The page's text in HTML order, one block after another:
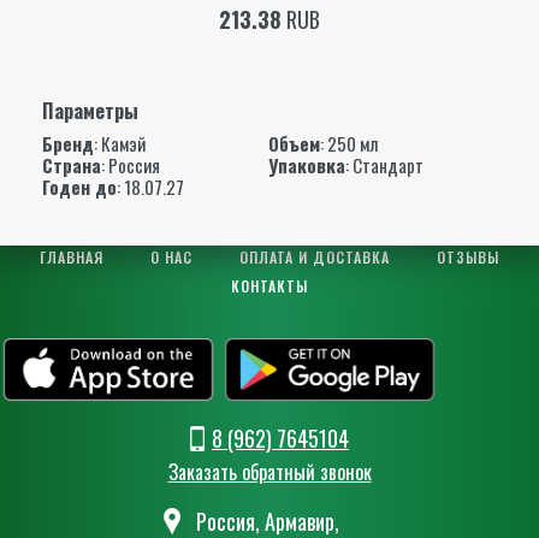
213.38 RUB
Параметры
Бренд:Камэй Объем: 250 мл
Страна: Россия Упаковка: Стандарт
Годен до: 18.07.27
ГЛАВНАЯ О НАС ОПЛАТА И ДОСТАВКА
ОТЗЫВЫ
КОНТАКТЫ
8 (962) 7645104
Заказать обратный звонок
Россия, Армавир,